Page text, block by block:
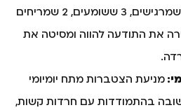
דברים שרואים, 4 שמרגישים, 3 ששומעים, 2 שמריחים
את התודעה להווה ומסיטה את
מניעת הצטברות מתח יומיומי
בהתמודדות עם חרדות קשות,